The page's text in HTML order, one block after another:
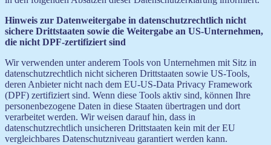
Hinweis zur Datenweitergabe in datenschutzrechtlich nicht
sichere Drittstaaten sowie die Weitergabe an US-Unternehmen,
die nicht DPF-zertifiziert sind
Wir verwenden unter anderem Tools von Unternehmen mit Sitz in
datenschutzrechtlich nicht sicheren Drittstaaten sowie US-Tools,
deren Anbieter nicht nach dem EU-US-Data Privacy Framework
(DPF) zertifiziert sind. Wenn diese Tools aktiv sind, können Ihre
personenbezogene Daten in diese Staaten übertragen und dort
verarbeitet werden. Wir weisen darauf hin, dass in
datenschutzrechtlich unsicheren Drittstaaten kein mit der EU
vergleichbares Datenschutzniveau garantiert werden kann.